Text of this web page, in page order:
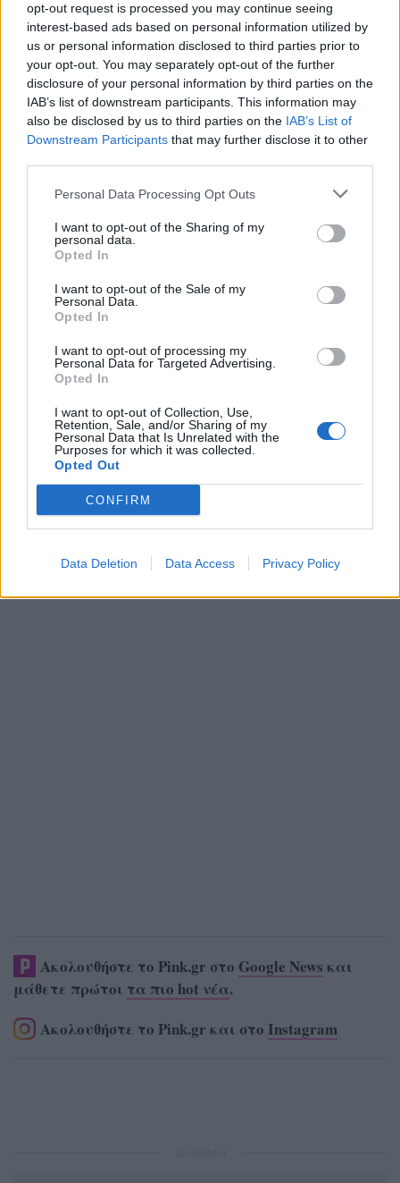
opt-out request is processed you may continue seeing
interest-based ads based on personal information utilized by
us or personal information disclosed to third parties prior to
your opt-out. You may separately opt-out of the further
disclosure of your personal information by third parties on the
IAB’s list of downstream participants. This information may
also be disclosed by us to third parties on the IAB’s List of
Downstream Participants that may further disclose it to other
Personal Data Processing Opt Outs
I want to opt-out of the Sharing of my
personal data.
Opted In
I want to opt-out of the Sale of my
Personal Data.
Opted In
I want to opt-out of processing my
Personal Data for Targeted Advertising.
Opted In
I want to opt-out of Collection, Use,
Retention, Sale, and/or Sharing of my
Personal Data that Is Unrelated with the
Purposes for which it was collected.
Opted Out
CONFIRM
Data Deletion Data Access Privacy Policy
Χαμηλή αυτοεκτίμηση
Ιστορικό σωματικής ή σeξουαλικής
κακοποίησης
Προηγούμενες αρνητικές σeξουαλικές
εμπειρίες
Τέλος, είναι τα προβλήματα στη σχέση σας. Το
συναισθηματικό δέσιμο αποτελεί έναν από τους
πιο σημαντικούς παράγοντες για να υπάρξει
οικειότητα. Προβλήματα στη σχέση μπορούν να
μειωμένο ενδιαφέρον πάνω στον τομέα είναι πολύ
συχνά αποτέλεσμα συνεχιζόμενων προβλημάτων
στη σχέση, όπως τα παρακάτω:
Ανεπίλυτες συγκρούσεις ή διαμάχες
Κακή επικοινωνία των σeξουαλικών αναγκών
και προτιμήσεων
Προβλήματα εμπιστοσύνης
Ακολουθήστε το Pink.gr στο Google News και
μάθετε πρώτοι τα πιο hot νέα.
Ακολουθήστε το Pink.gr και στο Instagram